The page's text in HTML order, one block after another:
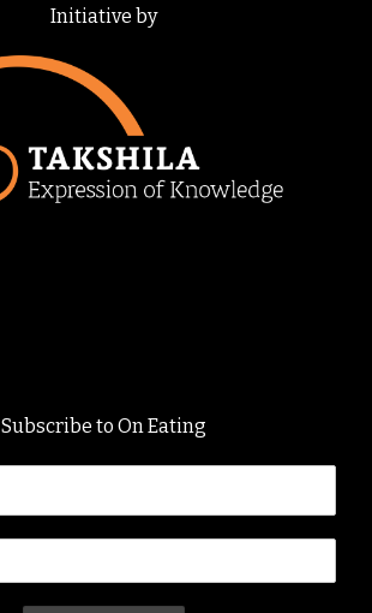
Initiative by
Subscribe to On Eating